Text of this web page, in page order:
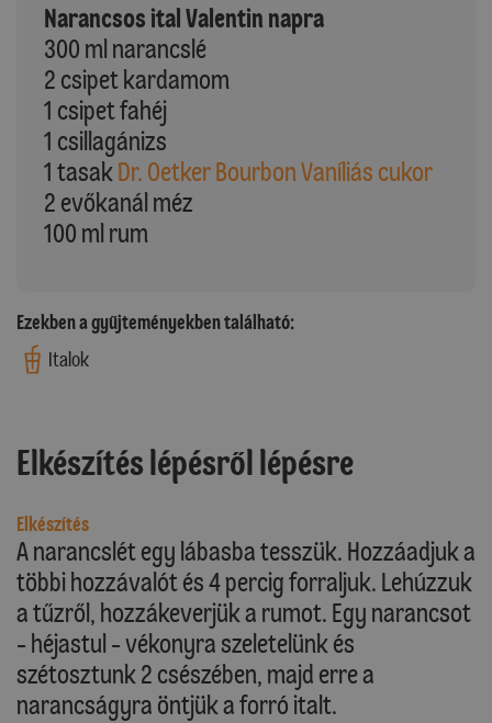
Narancsos ital Valentin napra
300 ml narancslé
2 csipet kardamom
1 csipet fahéj
1 csillagánizs
1 tasak Dr. Oetker Bourbon Vaníliás cukor
2 evőkanál méz
100 ml rum
Ezekben a gyűjteményekben található:
Italok
Elkészítés lépésről lépésre
Elkészítés
A narancslét egy lábasba tesszük. Hozzáadjuk a
többi hozzávalót és 4 percig forraljuk. Lehúzzuk
a tűzről, hozzákeverjük a rumot. Egy narancsot
- héjastul - vékonyra szeletelünk és
szétosztunk 2 csészében, majd erre a
narancságyra öntjük a forró italt.